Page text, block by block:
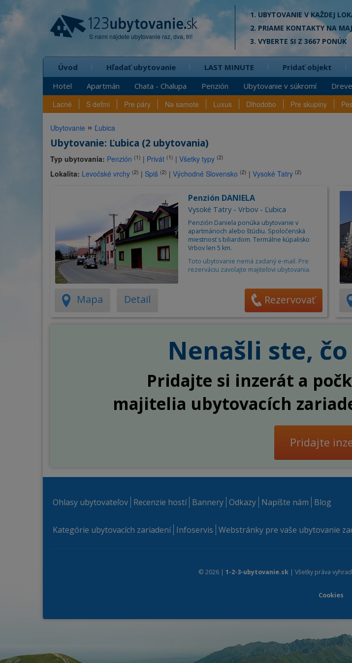
S nami nájdete ubytovanie raz, dva, tri!
1. UBYTOVANIE V KAŽDEJ
2. PRIAME KONTAKTY NA
3. VYBERTE SI Z 3667 PONÚK
Úvod
Hotel
Apartmán Chata - Chalupa Penzión Ubytovanie v súkromí
Hľadať ubytovanie LAST MINUTE Pridať objekt
Lacné S deťmi Pre páry Na samote Luxus Dlhodobo Pre skupiny
Ubytovanie » Ľubica
Ubytovanie: Ľubica (2 ubytovania)
Typ ubytovania: Penzión (1) | Privát (1) | Všetky typy (2)
Lokalita: Levočské vrchy (2) | Spiš (2) | Východné Slovensko (2) | Vysoké Tatry (2)
Penzión DANIELA
Vysoké Tatry - Vrbov - Ľubica
Penzión Daniela ponúka ubytovanie v
apartmánoch alebo štúdiu. Spoločenská
miestnosť s biliardom. Termálne kúpalisko
Vrbov len 5 km.
Toto ubytovanie nemá zadaný e-mail. Pre
rezerváciu zavolajte majiteľovi ubytovania.
Mapa Detail Rezervovať
Nenašli ste,
Pridajte si inzerát a
majitelia ubytovacích
Pridajte
Ohlasy ubytovateľov Recenzie hostí Bannery Odkazy Napíšte nám Blog
Kategórie ubytovacích zariadení Infoservis Webstránky pre vaše ubytovanie
© 2026 | 1-2-3-ubytovanie.sk| Všetky práva
Cookies